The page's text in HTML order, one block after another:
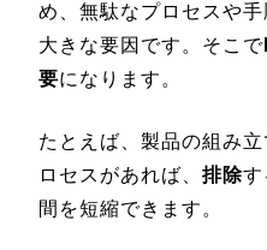
め、無駄なプロセスや
大きな要因です。そこで
要になります。
たとえば、製品の組み
ロセスがあれば、 排除す
間を短縮できます。